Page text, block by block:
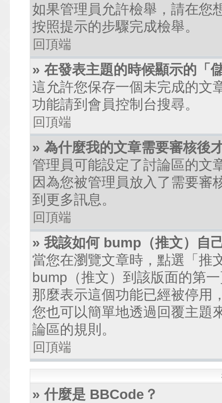
如果管理員允許檢舉，請在您
按照提示的步驟完成檢舉。
回頂端
» 在發表主題的時候顯示的「
這允許您保存一個未完成的文
功能請到會員控制台搜尋。
回頂端
» 為什麼我的文章需要審核後
管理員可能設定了討論區的文
因為您被管理員放入了需要審
到更多訊息。
回頂端
» 我該如何 bump（推文）自
當您在瀏覽文章時，點選「推
bump（推文）到該版面的第
那麼表示這個功能已經被停用
您也可以簡單地透過回覆主題
論區的規則。
回頂端
» 什麼是 BBCode？